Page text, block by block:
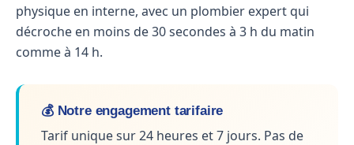
physique en interne, avec un plombier expert qui
décroche en moins de 30 secondes à 3 h du matin
comme à 14 h.
💰 Notre engagement tarifaire
Tarif unique sur 24 heures et 7 jours. Pas de